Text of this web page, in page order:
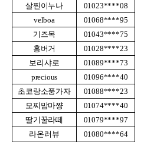
살찐이누나
01023****08
velboa
01068****95
기즈목
01043****75
홍버거
01028****23
보리샤로
01089****73
precious
01096****40
초코랑소풍가자
01088****23
모찌맘마쨩
01074****40
딸기꿀라떼
01079****97
라온러뷰
01080****64